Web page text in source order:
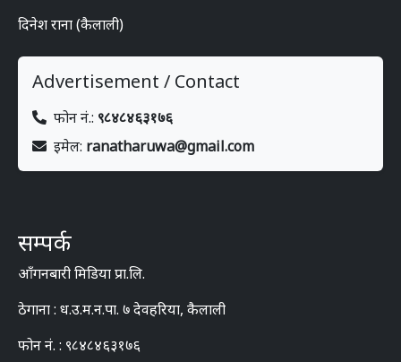
दिनेश राना (कैलाली)
Advertisement / Contact
फोन नं.: ९८४८४६३१७६
इमेल: ranatharuwa@gmail.com
सम्पर्क
आँगनबारी मिडिया प्रा.लि.
ठेगाना : ध.उ.म.न.पा. ७ देवहरिया, कैलाली
फोन नं. : ९८४८४६३१७६